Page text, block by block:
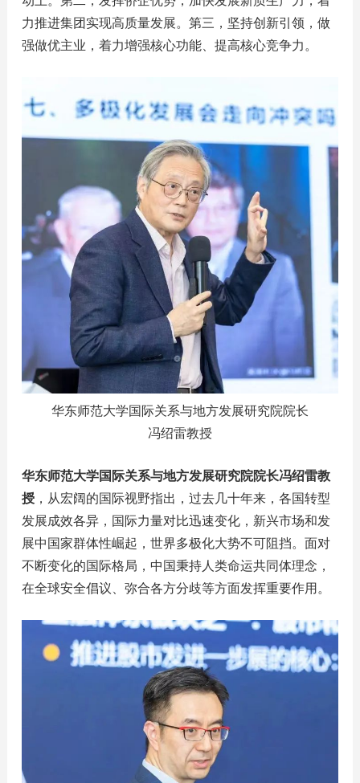
力推进集团实现高质量发展。第三，坚持创新引领，做
强做优主业，着力增强核心功能、提高核心竞争力。
华东师范大学国际关系与地方发展研究院院长
冯绍雷教授
华东师范大学国际关系与地方发展研究院院长冯绍雷教
授，从宏阔的国际视野指出，过去几十年来，各国转型
发展成效各异，国际力量对比迅速变化，新兴市场和发
展中国家群体性崛起，世界多极化大势不可阻挡。面对
不断变化的国际格局，中国秉持人类命运共同体理念，
在全球安全倡议、弥合各方分歧等方面发挥重要作用。